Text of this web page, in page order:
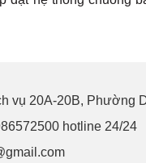
vụ 20A-20B, Phường
hotline 24/24